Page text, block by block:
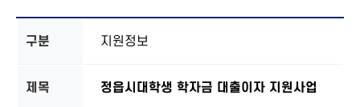
구분 지원정보
제목 정읍시대학생 학자금 대출이자 지원사업